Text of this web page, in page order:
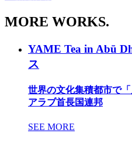
MORE WORKS.
YAME Tea in Abū
ス
世界の文化集積都市で
アラブ首長国連邦
SEE MORE